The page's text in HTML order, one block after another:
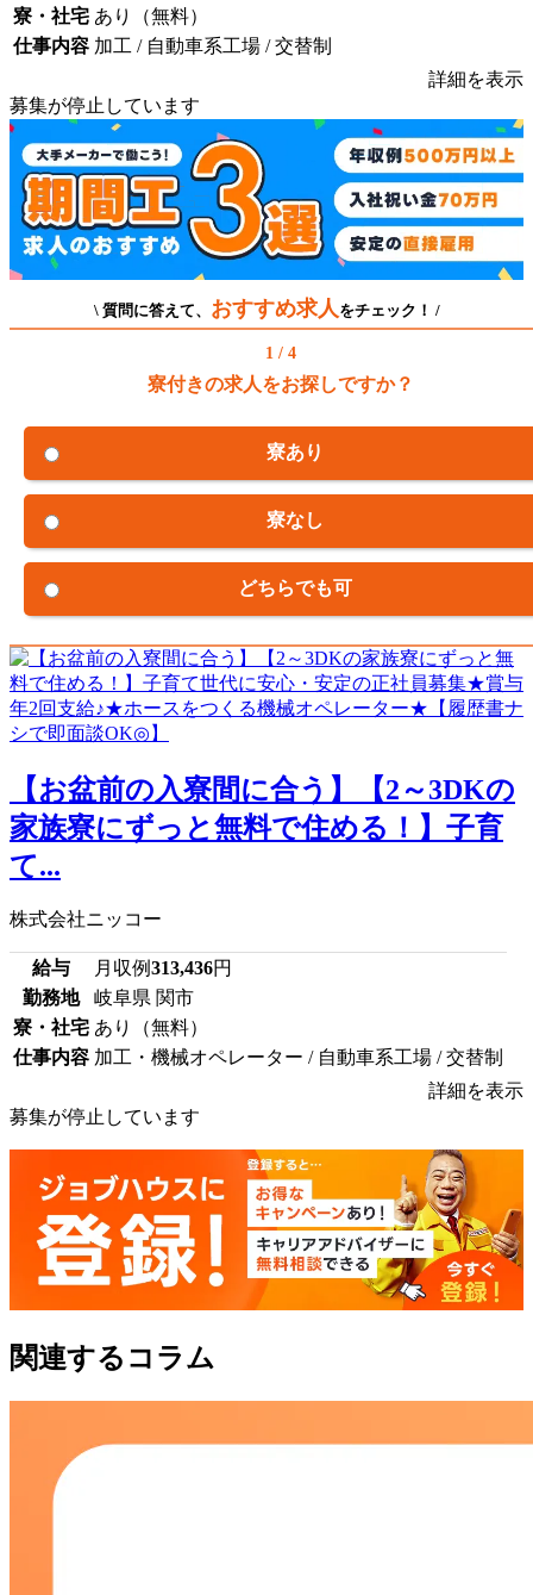
寮・社宅 あり（無料）
仕事内容 加工 / 自動車系工場 / 交替制
詳細を表示
募集が停止しています
\ 質問に答えて、 おすすめ求人 をチェック！ /
1 / 4
寮付きの求人をお探しですか？
寮あり
寮なし
どちらでも可
【お盆前の入寮間に合う】【2～3DKの
家族寮にずっと無料で住める！】子育
て...
株式会社ニッコー
給与 月収例313,436円
勤務地
岐阜県 関市
寮・社宅 あり（無料）
仕事内容 加工・機械オペレーター / 自動車系工場 / 交替制
詳細を表示
募集が停止しています
関連するコラム